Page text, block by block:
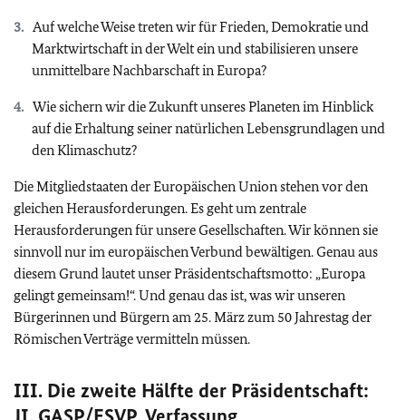
Auf welche Weise treten wir für Frieden, Demokratie und
Marktwirtschaft in der Welt ein und stabilisieren unsere
unmittelbare Nachbarschaft in Europa?
Wie sichern wir die Zukunft unseres Planeten im Hinblick
auf die Erhaltung seiner natürlichen Lebensgrundlagen und
den Klimaschutz?
Die Mitgliedstaaten der Europäischen Union stehen vor den
gleichen Herausforderungen. Es geht um zentrale
Herausforderungen für unsere Gesellschaften. Wir können sie
sinnvoll nur im europäischen Verbund bewältigen. Genau aus
diesem Grund lautet unser Präsidentschaftsmotto: „Europa
gelingt gemeinsam!“. Und genau das ist, was wir unseren
Bürgerinnen und Bürgern am 25. März zum 50 Jahrestag der
Römischen Verträge vermitteln müssen.
III. Die zweite Hälfte der Präsidentschaft: